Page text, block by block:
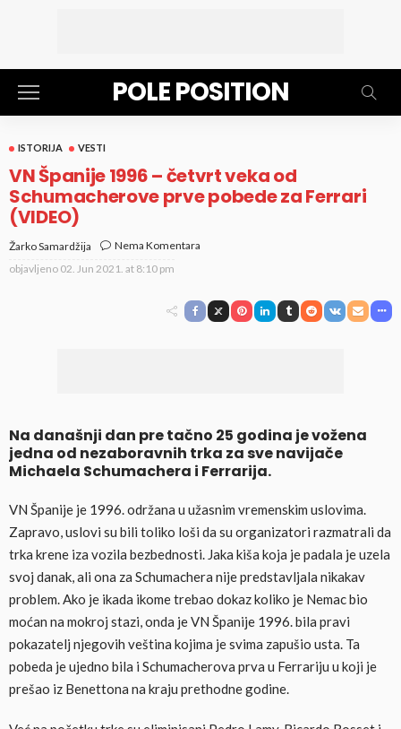
POLE POSITION
ISTORIJA VESTI
VN Španije 1996 – četvrt veka od
Schumacherove prve pobede za Ferrari
(VIDEO)
Žarko Samardžija
Nema Komentara
objavljeno 02. Jun 2021. at 8:10 pm
Na današnji dan pre tačno 25 godina je vožena
jedna od nezaboravnih trka za sve navijače
Michaela Schumachera i Ferrarija.
VN Španije je 1996. održana u užasnim vremenskim uslovima.
Zapravo, uslovi su bili toliko loši da su organizatori razmatrali da
trka krene iza vozila bezbednosti. Jaka kiša koja je padala je uzela
svoj danak, ali ona za Schumachera nije predstavljala nikakav
problem. Ako je ikada ikome trebao dokaz koliko je Nemac bio
moćan na mokroj stazi, onda je VN Španije 1996. bila pravi
pokazatelj njegovih veština kojima je svima zapušio usta. Ta
pobeda je ujedno bila i Schumacherova prva u Ferrariju u koji je
prešao iz Benettona na kraju prethodne godine.